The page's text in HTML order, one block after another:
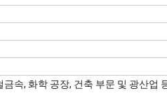
속, 화학 공장, 건축 부문 및 광산업